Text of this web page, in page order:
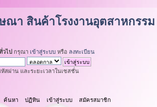
ณา สินค้าโรงงานอุตสาหกรรม
วไป กรุณา เข้าสู่ระบบ หรือ ลงทะเบียน
สผ่าน และระยะเวลาในเซสชั่น
ค้นหา ปฏิทิน เข้าสู่ระบบ สมัครสมาชิก